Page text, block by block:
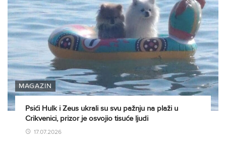
MAGAZIN
Psići Hulk i Zeus ukrali su svu pažnju na plaži u
Crikvenici, prizor je osvojio tisuće ljudi
17.07.2026